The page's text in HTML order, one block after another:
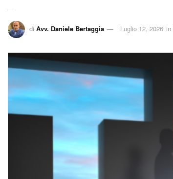
di Avv. Daniele Bertaggia Luglio 12, 2026 in